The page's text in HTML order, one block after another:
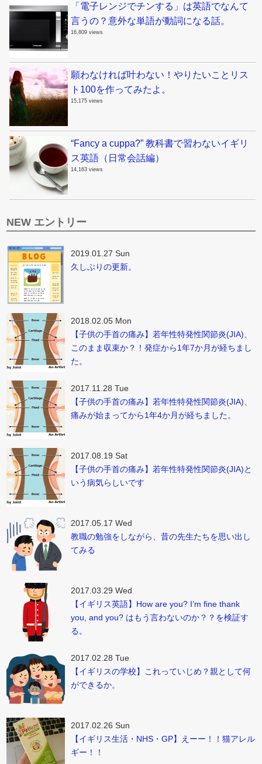
「電子レンジでチンする」は英語でなんて
言うの？意外な単語が動詞になる話。
16,809 views
願わなければ叶わない！やりたいことリス
ト100を作ってみたよ。
15,175 views
“Fancy a cuppa?” 教科書で習わないイギリ
ス英語（日常会話編）
14,163 views
NEW エントリー
2019.01.27 Sun
久しぶりの更新。
2018.02.05 Mon
【子供の手首の痛み】若年性特発性関節炎(JIA)、
このまま収束か？！発症から1年7か月が経ちまし
た。
2017.11.28 Tue
【子供の手首の痛み】若年性特発性関節炎(JIA)、
痛みが始まってから1年4か月が経ちました。
2017.08.19 Sat
【子供の手首の痛み】若年性特発性関節炎(JIA)と
いう病気らしいです
2017.05.17 Wed
教職の勉強をしながら、昔の先生たちを思い出し
てみる
2017.03.29 Wed
【イギリス英語】How are you? I’m fine thank
you, and you? はもう言わないのか？？を検証す
る。
2017.02.28 Tue
【イギリスの学校】これっていじめ？親として何
ができるか。
2017.02.26 Sun
【イギリス生活・NHS・GP】えーー！！猫アレル
ギー！！